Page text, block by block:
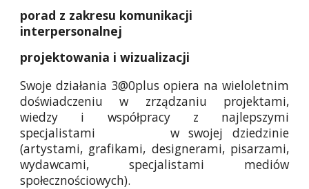
porad z zakresu komunikacji
interpersonalnej
projektowania i wizualizacji
Swoje działania 3@0plus opiera na wieloletnim
doświadczeniu w zrządzaniu projektami,
wiedzy i współpracy z najlepszymi
specjalistami w swojej dziedzinie
(artystami, grafikami, designerami, pisarzami,
wydawcami, specjalistami mediów
społecznościowych).